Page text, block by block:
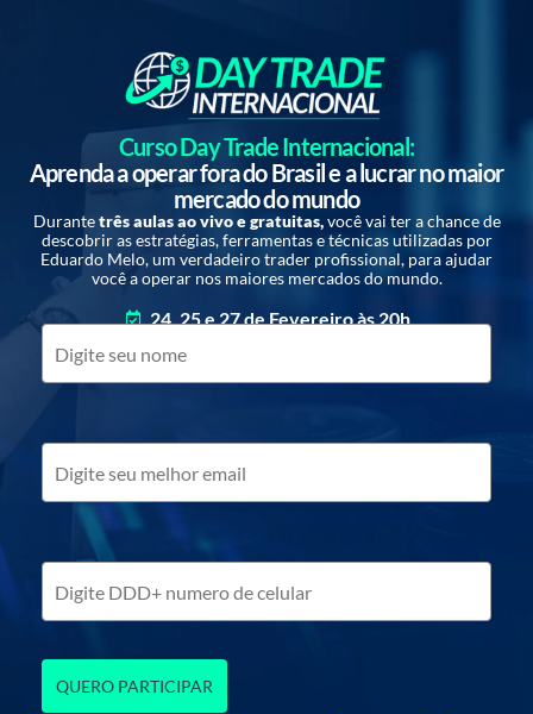
Curso Day Trade Internacional:
Aprenda a operar fora do Brasil e a lucrar no maior
mercado do mundo
Durantetrês aulas ao vivo e gratuitas,você vai ter a chance de
descobrir as estratégias, ferramentas e técnicas utilizadas por
Eduardo Melo, um verdadeiro trader profissional, para ajudar
você a operar nos maiores mercados do mundo.
24, 25 e 27 de Fevereiro às 20h
100% Online e Gratuito
QUERO PARTICIPAR